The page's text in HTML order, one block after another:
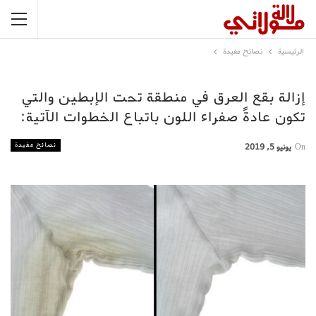
الرئيسية نصائح مفيدة
إزالة بقع العرق في منطقة تحت الإبطين والتي
تكون عادةً صفراء اللون باتباع الخطوات الآتية:
نصائح مفيدة On يونيو 5, 2019